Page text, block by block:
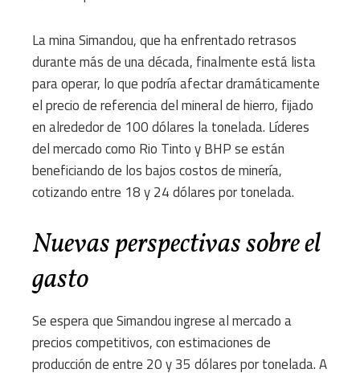
La mina Simandou, que ha enfrentado retrasos
durante más de una década, finalmente está lista
para operar, lo que podría afectar dramáticamente
el precio de referencia del mineral de hierro, fijado
en alrededor de 100 dólares la tonelada. Líderes
del mercado como Rio Tinto y BHP se están
beneficiando de los bajos costos de minería,
cotizando entre 18 y 24 dólares por tonelada.
Nuevas perspectivas sobre el
gasto
Se espera que Simandou ingrese al mercado a
precios competitivos, con estimaciones de
producción de entre 20 y 35 dólares por tonelada. A